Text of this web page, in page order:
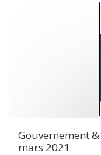
Gouvernement
mars 2021